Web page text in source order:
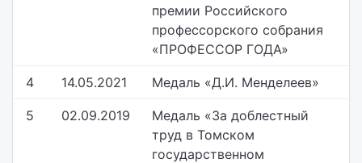
премии Российского
профессорского собрания
«ПРОФЕССОР ГОДА»
4 14.05.2021 Медаль «Д.И. Менделеев»
5 02.09.2019
Медаль «За доблестный
труд в Томском
государственном